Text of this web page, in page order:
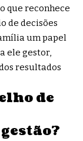
que reconhece
de decisões
um papel
ele gestor,
resultados
de